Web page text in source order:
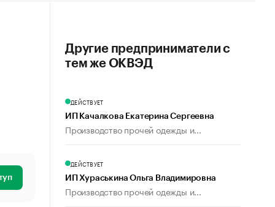
Другие предприниматели с
тем же ОКВЭД
ДЕЙСТВУЕТ
ИП Качалкова Екатерина Сергеевна
Производство прочей одежды и...
ДЕЙСТВУЕТ
ИП Хураськина Ольга Владимировна
Производство прочей одежды и...